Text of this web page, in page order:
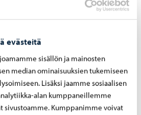
evästeitä
sisällön ja mainosten
median ominaisuuksien tukemiseen
Lisäksi jaamme sosiaalisen
alan kumppaneillemme
sivustoamme. Kumppanimme voivat
och i mindre ensembler är viktig och
spela altviolin som